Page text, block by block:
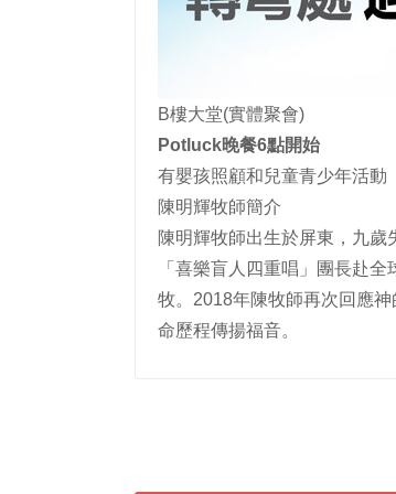
B樓大堂(實體聚會)
Potluck晚餐6點開始
有嬰孩照顧和兒童青少年活動
陳明輝牧師簡介
陳明輝牧師出生於屏東，九
「喜樂盲人四重唱」團長赴
牧。2018年陳牧師再次回應
命歷程傳揚福音。